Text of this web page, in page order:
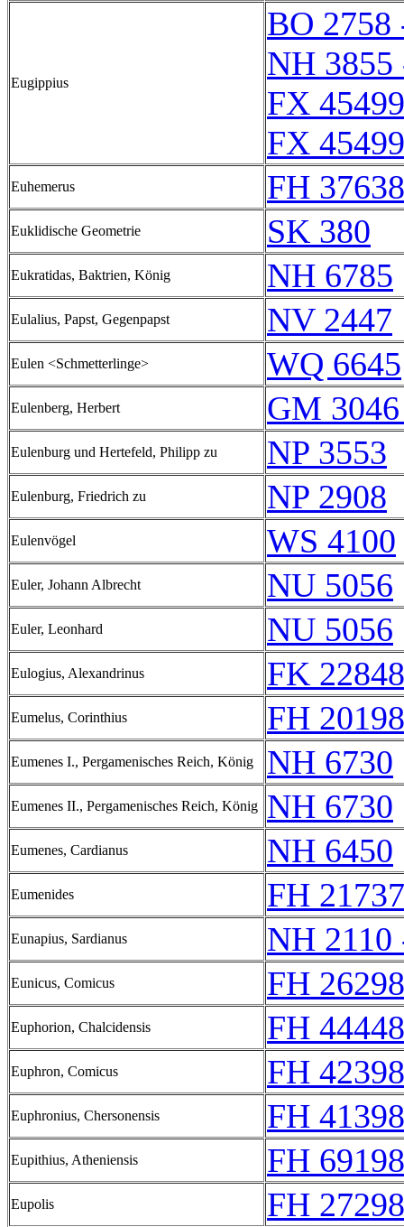
Eugippius
BO 2758
NH
FX
FX
Euhemerus FH
Euklidische Geometrie SK 380
Eukratidas, Baktrien, König NH 6785
Eulalius, Papst, Gegenpapst NV 2447
Eulen <Schmetterlinge> WQ 6645
Eulenberg, Herbert GM
Eulenburg und Hertefeld, Philipp zu NP 3553
Eulenburg, Friedrich zu NP 2908
Eulenvögel WS 4100
Euler, Johann Albrecht NU 5056
Euler, Leonhard NU 5056
Eulogius, Alexandrinus FK
Eumelus, Corinthius FH
Eumenes I., Pergamenisches Reich, König NH 6730
Eumenes II., Pergamenisches Reich, König NH 6730
Eumenes, Cardianus NH 6450
Eumenides FH 21737
Eunapius, Sardianus NH 2110
Eunicus, Comicus FH
Euphorion, Chalcidensis FH
Euphron, Comicus FH
Euphronius, Chersonensis FH
Eupithius, Atheniensis FH
Eupolis
FH